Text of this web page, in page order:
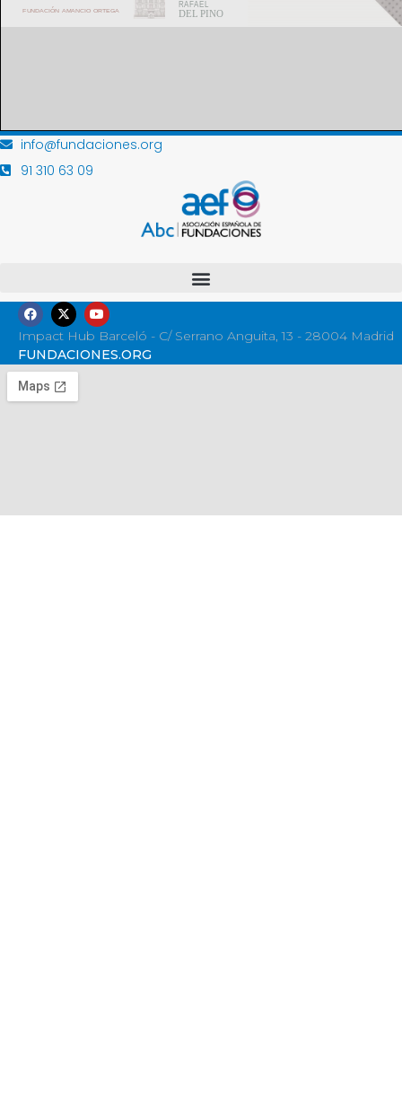
info@fundaciones.org
91 310 63 09
Impact Hub Barceló - C/ Serrano Anguita, 13 - 28004 Madrid
FUNDACIONES.ORG